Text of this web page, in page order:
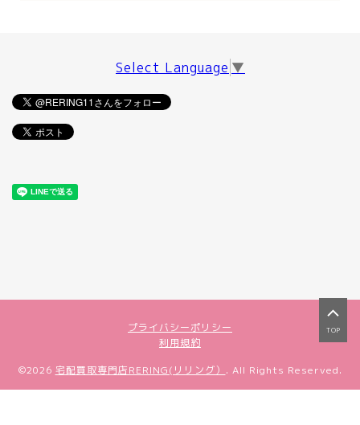
Select Language ▼
プライバシーポリシー
利用規約
TOP
©2026 宅配買取専門店RERING(リリング） . All Rights Reserved.